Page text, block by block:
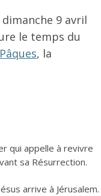
9 avril
le temps du
Pâques, la
qui appelle à revivre
sa Résurrection.
arrive à Jérusalem.